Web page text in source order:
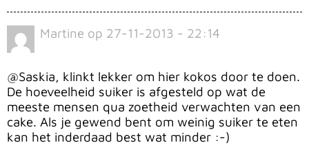
Martine op 27-11-2013 - 22:14
@Saskia, klinkt lekker om hier kokos door te doen.
De hoeveelheid suiker is afgesteld op wat de
meeste mensen qua zoetheid verwachten van een
cake. Als je gewend bent om weinig suiker te eten
kan het inderdaad best wat minder :-)